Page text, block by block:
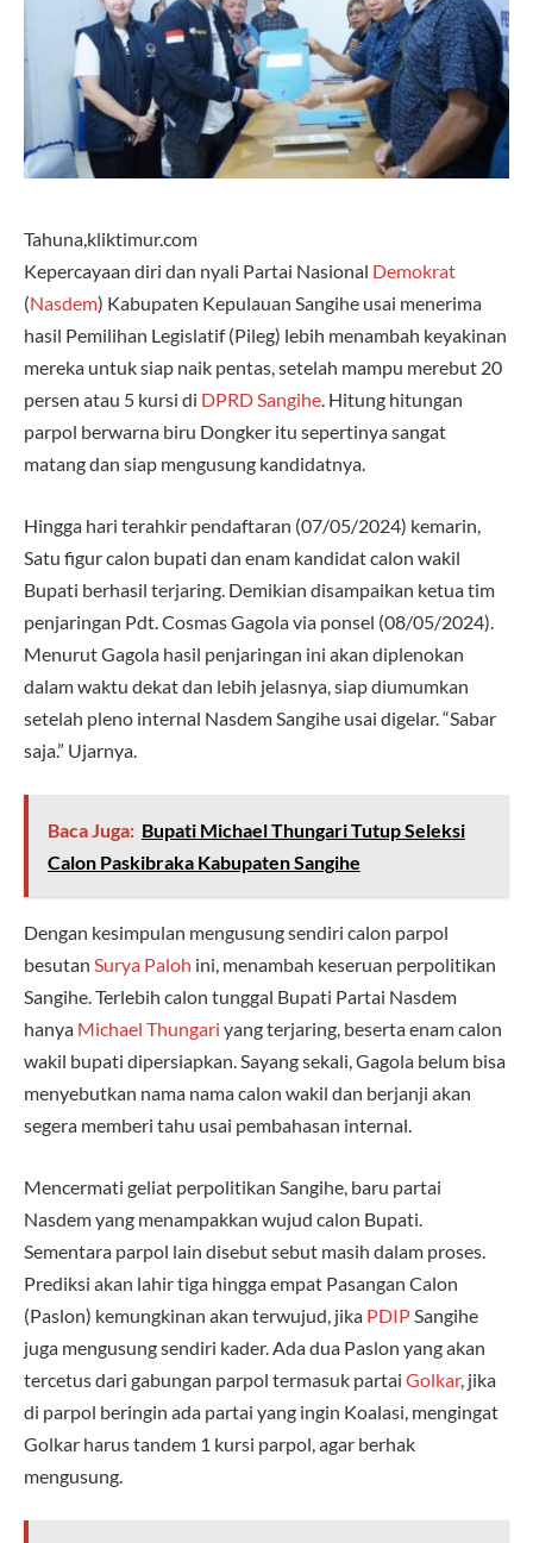
Tahuna,kliktimur.com
Kepercayaan diri dan nyali Partai Nasional Demokrat
(Nasdem) Kabupaten Kepulauan Sangihe usai menerima
hasil Pemilihan Legislatif (Pileg) lebih menambah keyakinan
mereka untuk siap naik pentas, setelah mampu merebut 20
persen atau 5 kursi di DPRD Sangihe. Hitung hitungan
parpol berwarna biru Dongker itu sepertinya sangat
matang dan siap mengusung kandidatnya.
Hingga hari terahkir pendaftaran (07/05/2024) kemarin,
Satu figur calon bupati dan enam kandidat calon wakil
Bupati berhasil terjaring. Demikian disampaikan ketua tim
penjaringan Pdt. Cosmas Gagola via ponsel (08/05/2024).
Menurut Gagola hasil penjaringan ini akan diplenokan
dalam waktu dekat dan lebih jelasnya, siap diumumkan
setelah pleno internal Nasdem Sangihe usai digelar. “Sabar
saja.” Ujarnya.
Baca Juga: Bupati Michael Thungari Tutup Seleksi
Calon Paskibraka Kabupaten Sangihe
Dengan kesimpulan mengusung sendiri calon parpol
besutan Surya Paloh ini, menambah keseruan perpolitikan
Sangihe. Terlebih calon tunggal Bupati Partai Nasdem
hanya Michael Thungari yang terjaring, beserta enam calon
wakil bupati dipersiapkan. Sayang sekali, Gagola belum bisa
menyebutkan nama nama calon wakil dan berjanji akan
segera memberi tahu usai pembahasan internal.
Mencermati geliat perpolitikan Sangihe, baru partai
Nasdem yang menampakkan wujud calon Bupati.
Sementara parpol lain disebut sebut masih dalam proses.
Prediksi akan lahir tiga hingga empat Pasangan Calon
(Paslon) kemungkinan akan terwujud, jika PDIPSangihe
juga mengusung sendiri kader. Ada dua Paslon yang akan
tercetus dari gabungan parpol termasuk partai Golkar, jika
di parpol beringin ada partai yang ingin Koalasi, mengingat
Golkar harus tandem 1 kursi parpol, agar berhak
mengusung.